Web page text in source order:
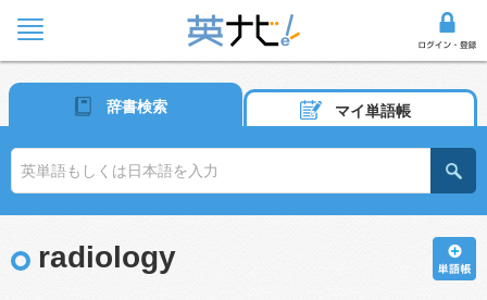
辞書検索 マイ単語帳
radiology